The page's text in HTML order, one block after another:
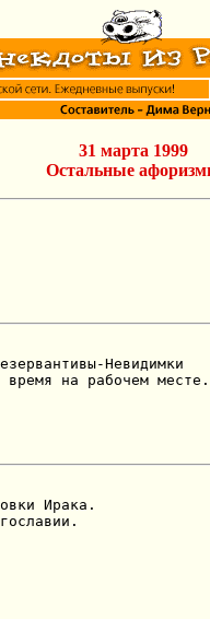
31 марта 1999
Остальные
Невидимки
время на рабочем месте.
Ирака.